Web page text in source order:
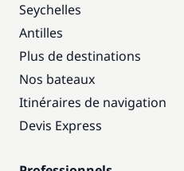
Seychelles
Antilles
Plus de destinations
Nos bateaux
Itinéraires de navigation
Devis Express